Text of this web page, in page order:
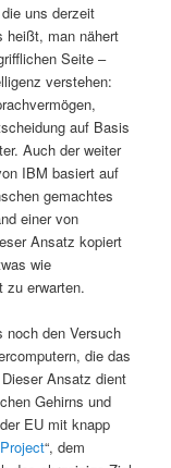
uns derzeit
heißt, man nähert
Seite –
verstehen:
auf Basis
Auch der weiter
IBM basiert auf
gemachtes
einer von
Ansatz kopiert
wie
zu erwarten.
noch den Versuch
die das
Ansatz dient
Gehirns und
EU mit knapp
“, dem